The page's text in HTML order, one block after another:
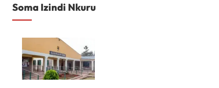
Soma Izindi Nkuru